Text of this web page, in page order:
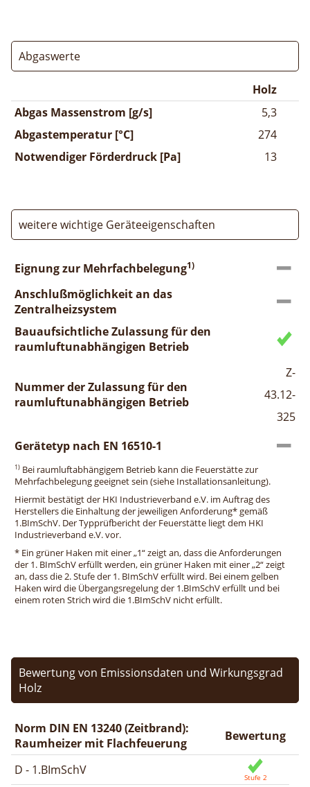
Abgaswerte
Holz
Abgas Massenstrom [g/s]
5,3
Abgastemperatur [°C]
274
Notwendiger Förderdruck [Pa]
13
weitere wichtige Geräteeigenschaften
Eignung zur Mehrfachbelegung1)
Anschlußmöglichkeit an das
Zentralheizsystem
Bauaufsichtliche Zulassung für den
raumluftunabhängigen Betrieb
Nummer der Zulassung für den
raumluftunabhängigen Betrieb
Z-
43.12-
325
Gerätetyp nach EN 16510-1
1) Bei raumluftabhängigem Betrieb kann die Feuerstätte zur
Mehrfachbelegung geeignet sein (siehe Installationsanleitung).
Hiermit bestätigt der HKI Industrieverband e.V. im Auftrag des
Herstellers die Einhaltung der jeweiligen Anforderung* gemäß
1.BImSchV. Der Typprüfbericht der Feuerstätte liegt dem HKI
Industrieverband e.V. vor.
* Ein grüner Haken mit einer „1“ zeigt an, dass die Anforderungen
der 1. BImSchV erfüllt werden, ein grüner Haken mit einer „2“ zeigt
an, dass die 2. Stufe der 1. BImSchV erfüllt wird. Bei einem gelben
Haken wird die Übergangsregelung der 1.BImSchV erfüllt und bei
einem roten Strich wird die 1.BImSchV nicht erfüllt.
Bewertung von Emissionsdaten und Wirkungsgrad
Holz
Norm DIN EN 13240 (Zeitbrand):
Raumheizer mit Flachfeuerung
Bewertung
D - 1.BImSchV